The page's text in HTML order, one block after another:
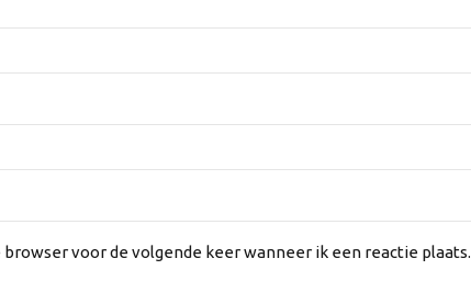
voor de volgende keer wanneer ik een reactie plaats.